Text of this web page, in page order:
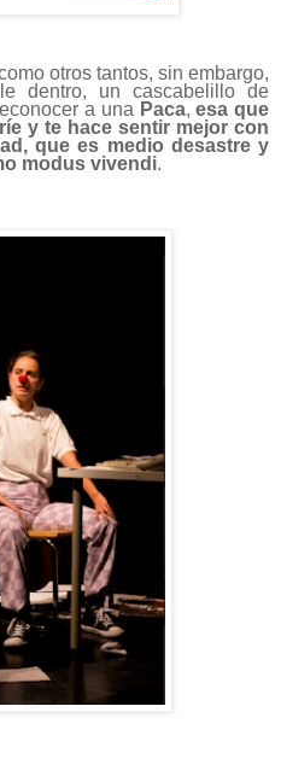
otros tantos, sin embargo,
dentro, un cascabelillo de
a una Paca,esa que
y te hace sentir mejor con
que es medio desastre y
modus vivendi.